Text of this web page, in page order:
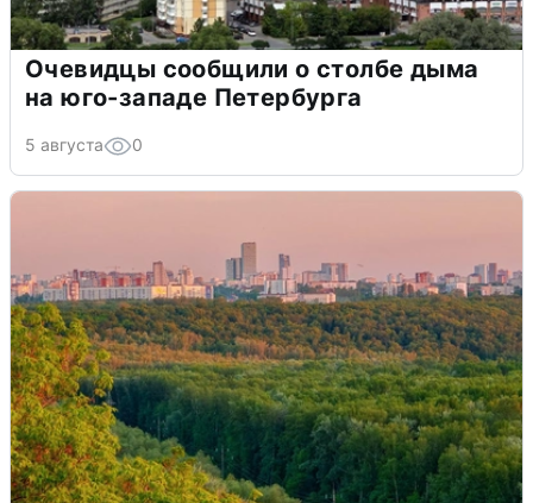
Очевидцы сообщили о столбе дыма
на юго-западе Петербурга
5 августа 0